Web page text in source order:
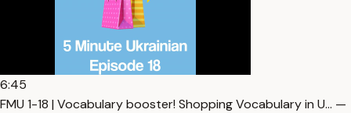
6:45
FMU 1-18 | Vocabulary booster! Shopping Vocabulary in U… —